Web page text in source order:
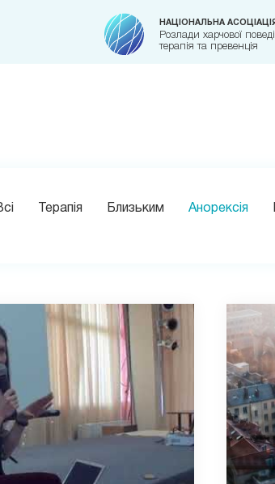
НАЦІОНАЛЬНА
Розлади харчової
терапія та превенція
Терапія Близьким Анорексія